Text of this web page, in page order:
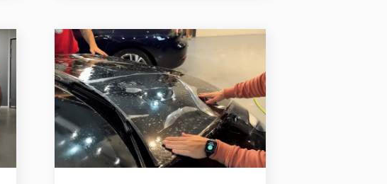
carrosserie nickel. Mais ses qualités
vont bien au-delà ! 👇